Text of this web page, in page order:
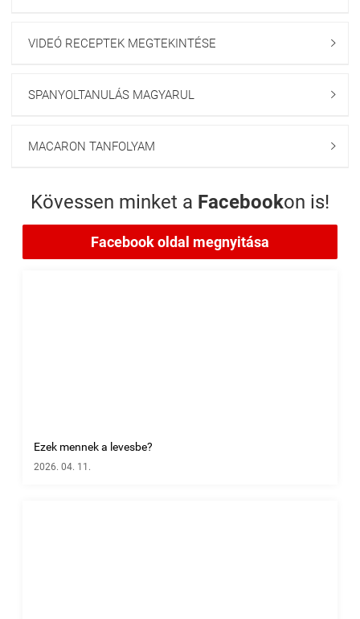
VIDEÓ RECEPTEK MEGTEKINTÉSE 
SPANYOLTANULÁS MAGYARUL 
MACARON TANFOLYAM 
Kövessen minket a Facebookon is!
Facebook oldal megnyitása
Ezek mennek a levesbe?
2026. 04. 11.